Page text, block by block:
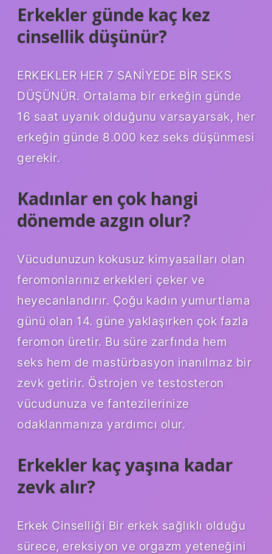
Erkekler günde kaç kez
cinsellik düşünür?
ERKEKLER HER 7 SANİYEDE BİR SEKS
DÜŞÜNÜR. Ortalama bir erkeğin günde
16 saat uyanık olduğunu varsayarsak, her
erkeğin günde 8.000 kez seks düşünmesi
gerekir.
Kadınlar en çok hangi
dönemde azgın olur?
Vücudunuzun kokusuz kimyasalları olan
feromonlarınız erkekleri çeker ve
heyecanlandırır. Çoğu kadın yumurtlama
günü olan 14. güne yaklaşırken çok fazla
feromon üretir. Bu süre zarfında hem
seks hem de mastürbasyon inanılmaz bir
zevk getirir. Östrojen ve testosteron
vücudunuza ve fantezilerinize
odaklanmanıza yardımcı olur.
Erkekler kaç yaşına kadar
zevk alır?
Erkek Cinselliği Bir erkek sağlıklı olduğu
sürece, ereksiyon ve orgazm yeteneğini